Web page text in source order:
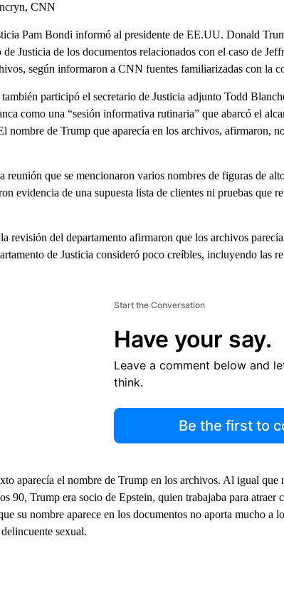
CNN
Pam Bondi informó al presidente de EE.UU. Donald
Justicia de los documentos relacionados con el caso de
según informaron a CNN fuentes familiarizadas con la
participó el secretario de Justicia adjunto Todd
como una “sesión informativa rutinaria” que abarcó el
nombre de Trump que aparecía en los archivos, afirmaron,
reunión que se mencionaron varios nombres de figuras de
evidencia de una supuesta lista de clientes ni pruebas que
revisión del departamento afirmaron que los archivos
de Justicia consideró poco creíbles, incluyendo las
Start the Conversation
Have your say.
Leave a comment below and
think.
Be the first to
aparecía el nombre de Trump en los archivos. Al igual que
90, Trump era socio de Epstein, quien trabajaba para atraer
su nombre aparece en los documentos no aporta mucho a
sexual.